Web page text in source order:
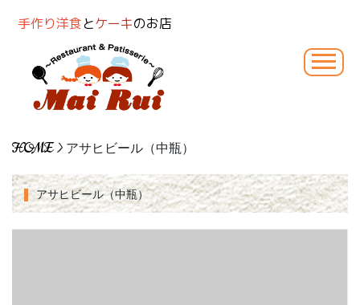
手作り洋食とケーキのお店
HOME> アサヒビール（中瓶）
アサヒビール（中瓶）